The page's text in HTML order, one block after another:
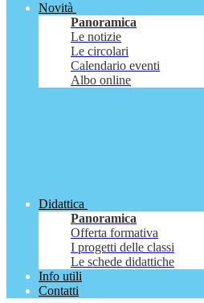
Novità
Panoramica
Le notizie
Le circolari
Calendario eventi
Albo online
Didattica
Panoramica
Offerta formativa
I progetti delle classi
Le schede didattiche
Info utili
Contatti